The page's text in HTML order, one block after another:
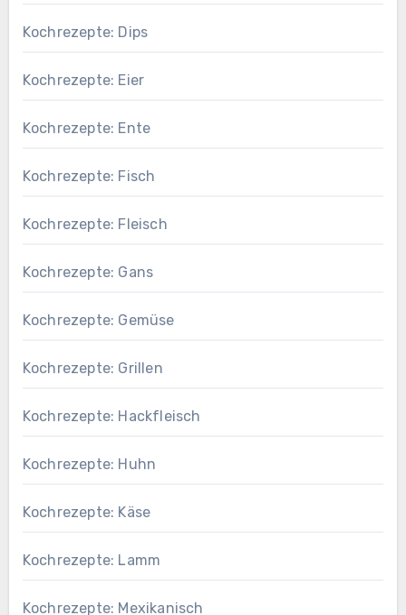
Kochrezepte: Dips
Kochrezepte: Eier
Kochrezepte: Ente
Kochrezepte: Fisch
Kochrezepte: Fleisch
Kochrezepte: Gans
Kochrezepte: Gemüse
Kochrezepte: Grillen
Kochrezepte: Hackfleisch
Kochrezepte: Huhn
Kochrezepte: Käse
Kochrezepte: Lamm
Kochrezepte: Mexikanisch